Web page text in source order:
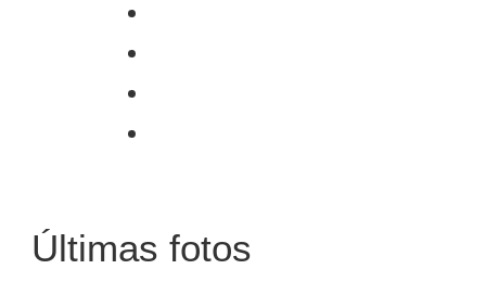
Últimas fotos